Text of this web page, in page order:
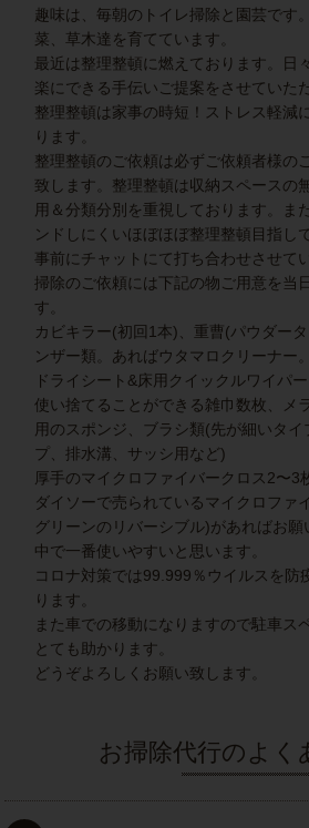
趣味は、毎朝のトイレ掃除と園芸です
菜、草木達を育てています。
最近は整理整頓に燃えております。日
楽にできる手伝いご提案をさせていた
整理整頓は家事の時短！ストレス軽減
ります。
整理整頓のご依頼は必ずご依頼者様の
致します。整理整頓は収納スペースの
用＆分類分別を重視しております。ま
ンドしにくいほぼほぼ整理整頓目指し
事前にチャットにて打ち合わせさせて
掃除のご依頼には下記の物ご用意を当
す。
カビキラー(初回1本)、重曹(パウダー
ンザー類。あればウタマロクリーナー。
ドライシート&床用クイックルワイパ
使い捨てることができる雑巾数枚、メ
用のスポンジ、ブラシ類(先が細いタイ
プ、排水溝、サッシ用など)
厚手のマイクロファイバークロス2〜3
ダイソーで売られているマイクロファ
グリーンのリバーシブル)があればお
中で一番使いやすいと思います。
コロナ対策では99.999％ウイルスを防
ります。
また車での移動になりますので駐車ス
とても助かります。
どうぞよろしくお願い致します。
お掃除代行のよく